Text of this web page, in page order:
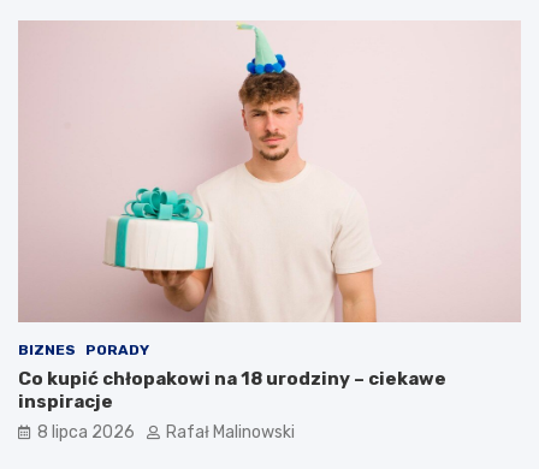
BIZNES PORADY
Co kupić chłopakowi na 18 urodziny – ciekawe
inspiracje
8 lipca 2026 Rafał Malinowski